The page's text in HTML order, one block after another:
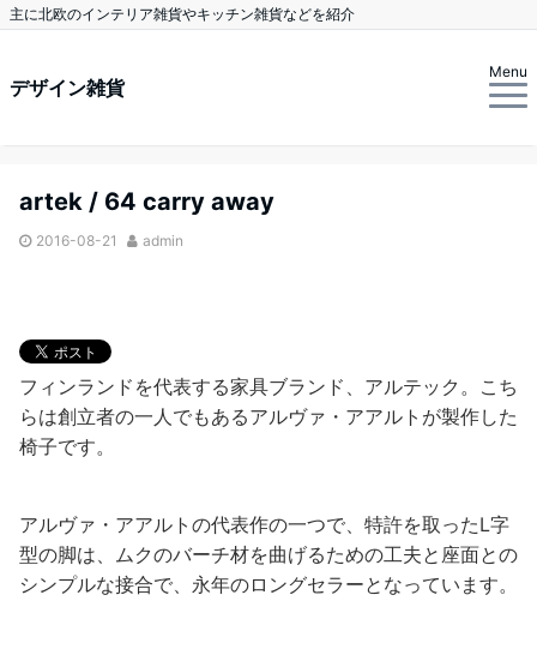
主に北欧のインテリア雑貨やキッチン雑貨などを紹介
デザイン雑貨
Menu
artek / 64 carry away
2016-08-21 admin
フィンランドを代表する家具ブランド、アルテック。こち
らは創立者の一人でもあるアルヴァ・アアルトが製作した
椅子です。
アルヴァ・アアルトの代表作の一つで、特許を取ったL字
型の脚は、ムクのバーチ材を曲げるための工夫と座面との
シンプルな接合で、永年のロングセラーとなっています。